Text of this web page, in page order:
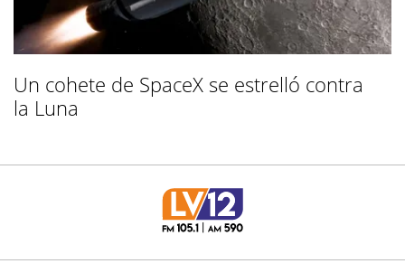
Un cohete de SpaceX se estrelló contra
la Luna